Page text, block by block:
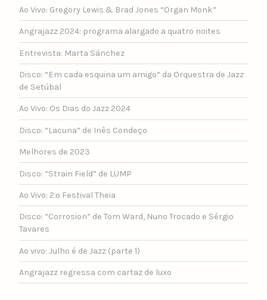
Ao Vivo: Gregory Lewis & Brad Jones “Organ Monk”
Angrajazz 2024: programa alargado a quatro noites
Entrevista: Marta Sánchez
Disco: “Em cada esquina um amigo” da Orquestra de Jazz
de Setúbal
Ao Vivo: Os Dias do Jazz 2024
Disco: “Lacuna” de Inês Condeço
Melhores de 2023
Disco: “Strain Field” de LUMP
Ao Vivo: 2.º Festival Theia
Disco: “Corrosion” de Tom Ward, Nuno Trocado e Sérgio
Tavares
Ao vivo: Julho é de Jazz (parte 1)
Angrajazz regressa com cartaz de luxo